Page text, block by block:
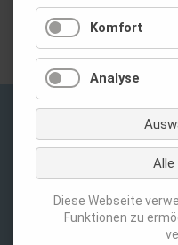
Gefördert durch:
Privatsphäre-
Datenschutz
Impressum
Komfort
Analyse
Alle
Diese Webseite
Funktionen zu